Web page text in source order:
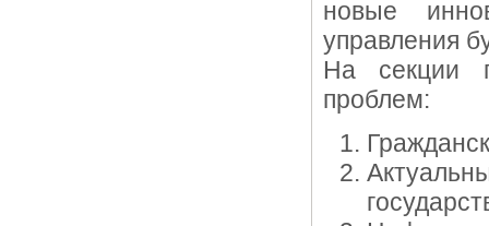
новые
управления
На секции
проблем: